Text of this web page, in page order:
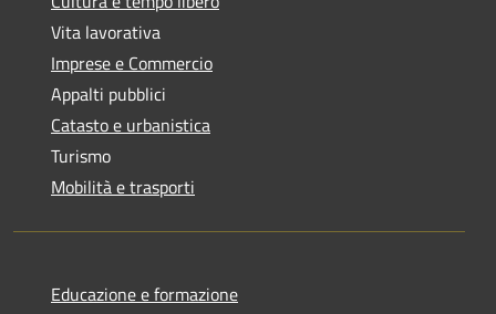
Vita lavorativa
Imprese e Commercio
Appalti pubblici
Catasto e urbanistica
Turismo
Mobilità e trasporti
Educazione e formazione